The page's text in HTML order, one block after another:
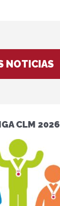
NOTICIAS
CLM 2026